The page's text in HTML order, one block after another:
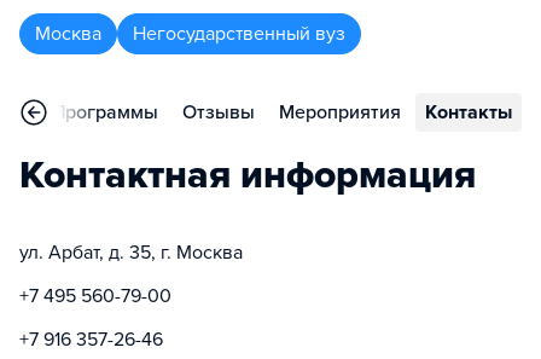
Москва Негосударственный вуз
Программы Отзывы Мероприятия Контакты
Контактная информация
ул. Арбат, д. 35, г. Москва
+7 495 560-79-00
+7 916 357-26-46